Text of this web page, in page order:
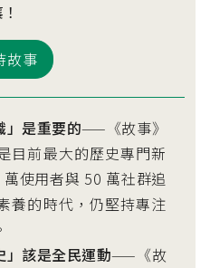
故事
」是重要的——《故事》
目前最大的歷史專門新
使用者與 50 萬社群追
養的時代，仍堅持專注
」該是全民運動——《故